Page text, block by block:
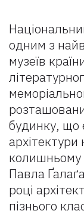
одним з
музеїв
будинку, що
архітектури
колишньому
Павла
році
пізнього